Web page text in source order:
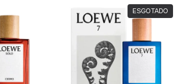
ESGOTADO